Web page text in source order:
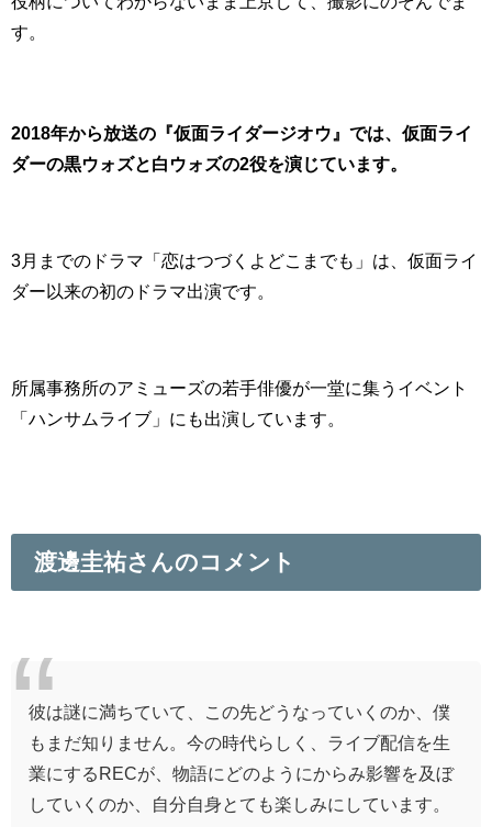
す。
2018年から放送の『仮面ライダージオウ』では、仮面ライ
ダーの黒ウォズと白ウォズの2役を演じています。
3月までのドラマ「恋はつづくよどこまでも」は、仮面ライ
ダー以来の初のドラマ出演です。
所属事務所のアミューズの若手俳優が一堂に集うイベント
「ハンサムライブ」にも出演しています。
渡邊圭祐さんのコメント
彼は謎に満ちていて、この先どうなっていくのか、僕
もまだ知りません。今の時代らしく、ライブ配信を生
業にするRECが、物語にどのようにからみ影響を及ぼ
していくのか、自分自身とても楽しみにしています。